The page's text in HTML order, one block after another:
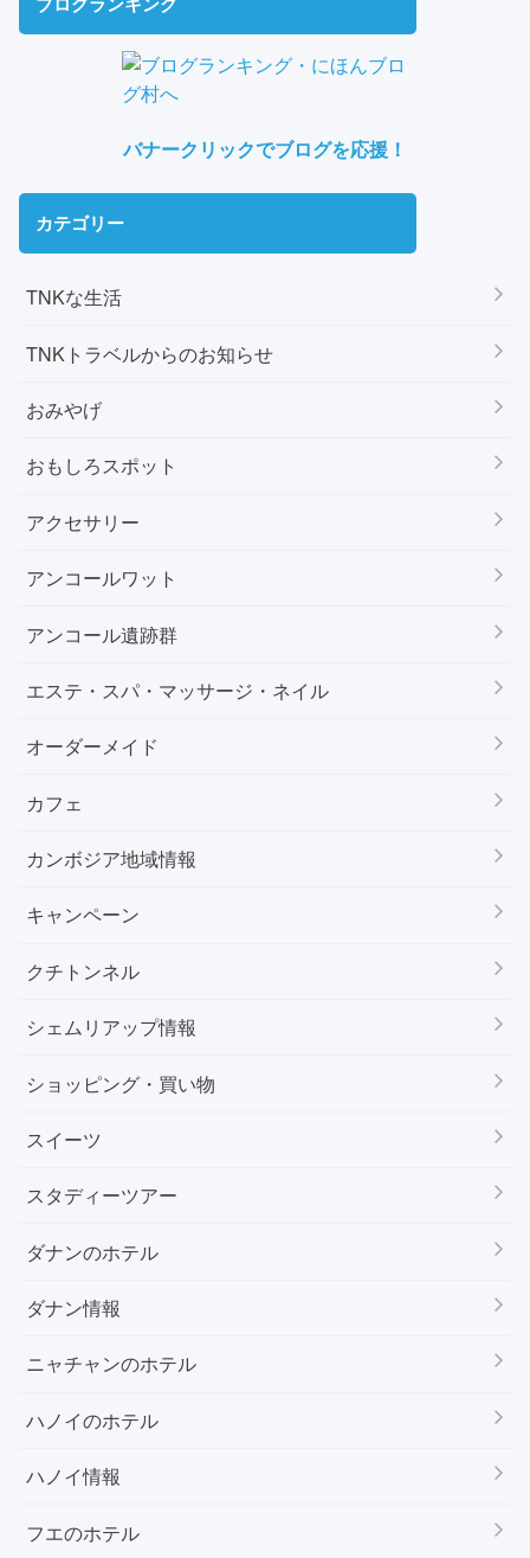
バナークリックでブログを応援！
カテゴリー
TNKな生活
TNKトラベルからのお知らせ
おみやげ
おもしろスポット
アクセサリー
アンコールワット
アンコール遺跡群
エステ・スパ・マッサージ・ネイル
オーダーメイド
カフェ
カンボジア地域情報
キャンペーン
クチトンネル
シェムリアップ情報
ショッピング・買い物
スイーツ
スタディーツアー
ダナンのホテル
ダナン情報
ニャチャンのホテル
ハノイのホテル
ハノイ情報
フエのホテル